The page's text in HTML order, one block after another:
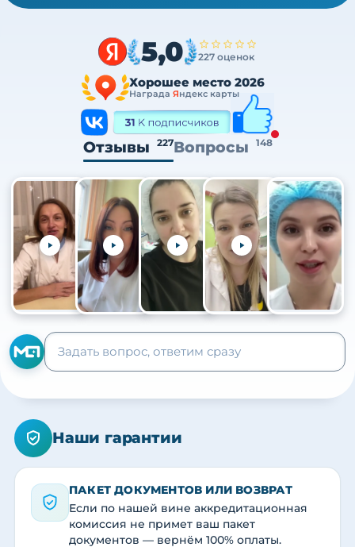
5,0 227 оценок
Хорошее место 2026
Награда Яндекс карты
Отзывы 227Вопросы 148
+105
Наши гарантии
ПАКЕТ ДОКУМЕНТОВ ИЛИ ВОЗВРАТ
Если по нашей вине аккредитационная
комиссия не примет ваш пакет
документов — вернём 100% оплаты.